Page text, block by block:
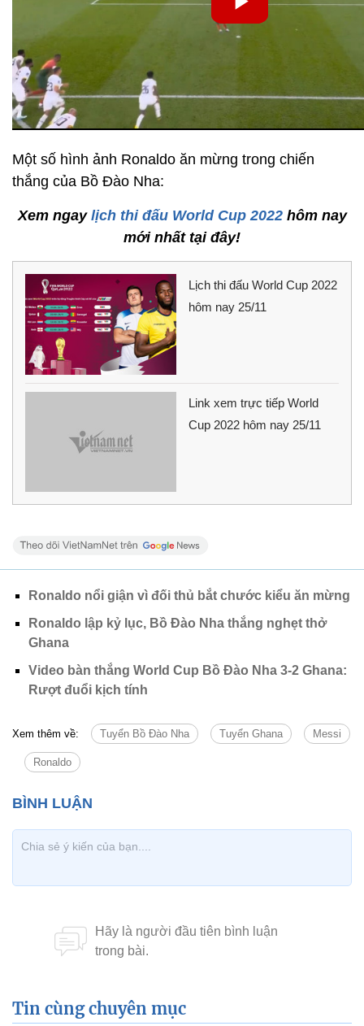
Một số hình ảnh Ronaldo ăn mừng trong chiến
thắng của Bồ Đào Nha:
Xem ngay lịch thi đấu World Cup 2022hôm nay
mới nhất tại đây!
Lịch thi đấu World Cup 2022
hôm nay 25/11
Link xem trực tiếp World
Cup 2022 hôm nay 25/11
Ronaldo nổi giận vì đối thủ bắt chước kiểu ăn mừng
Ronaldo lập kỷ lục, Bồ Đào Nha thắng nghẹt thở
Ghana
Video bàn thắng World Cup Bồ Đào Nha 3-2 Ghana:
Rượt đuổi kịch tính
Xem thêm về: Tuyển Bồ Đào Nha Tuyển Ghana Messi
Ronaldo
Tin cùng chuyên mục